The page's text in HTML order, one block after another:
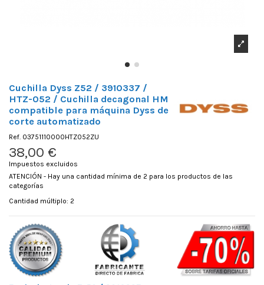
Cuchilla Dyss Z52 / 3910337 /
HTZ-052 / Cuchilla decagonal HM
compatible para máquina Dyss de
corte automatizado
Ref. 03751110000HTZ052ZU
38,00 €
Impuestos excluidos
ATENCIÓN - Hay una cantidad mínima de 2 para los productos de las
categorías
Cantidad múltiplo: 2